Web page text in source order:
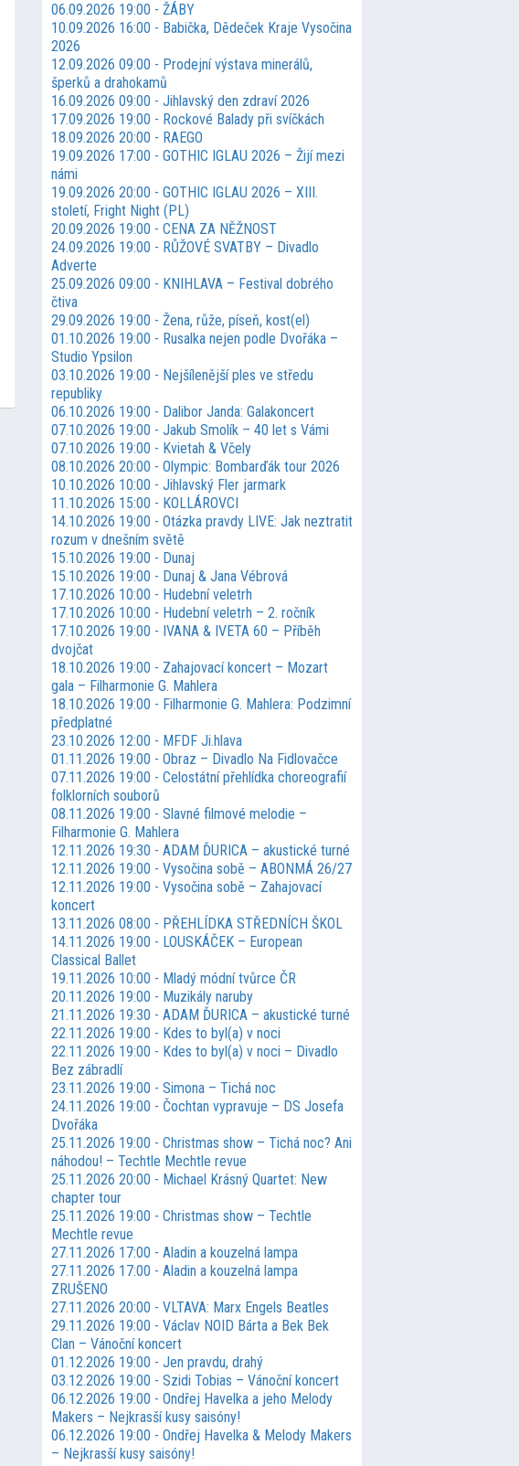
06.09.2026 19:00 - ŽÁBY
10.09.2026 16:00 - Babička, Dědeček Kraje Vysočina
2026
12.09.2026 09:00 - Prodejní výstava minerálů,
šperků a drahokamů
16.09.2026 09:00 - Jihlavský den zdraví 2026
17.09.2026 19:00 - Rockové Balady při svíčkách
18.09.2026 20:00 - RAEGO
19.09.2026 17:00 - GOTHIC IGLAU 2026 – Žijí mezi
námi
19.09.2026 20:00 - GOTHIC IGLAU 2026 – XIII.
století, Fright Night (PL)
20.09.2026 19:00 - CENA ZA NĚŽNOST
24.09.2026 19:00 - RŮŽOVÉ SVATBY – Divadlo
Adverte
25.09.2026 09:00 - KNIHLAVA – Festival dobrého
čtiva
29.09.2026 19:00 - Žena, růže, píseň, kost(el)
01.10.2026 19:00 - Rusalka nejen podle Dvořáka –
Studio Ypsilon
03.10.2026 19:00 - Nejšílenější ples ve středu
republiky
06.10.2026 19:00 - Dalibor Janda: Galakoncert
07.10.2026 19:00 - Jakub Smolík – 40 let s Vámi
07.10.2026 19:00 - Kvietah & Včely
08.10.2026 20:00 - Olympic: Bombarďák tour 2026
10.10.2026 10:00 - Jihlavský Fler jarmark
11.10.2026 15:00 - KOLLÁROVCI
14.10.2026 19:00 - Otázka pravdy LIVE: Jak neztratit
rozum v dnešním světě
15.10.2026 19:00 - Dunaj
15.10.2026 19:00 - Dunaj & Jana Vébrová
17.10.2026 10:00 - Hudební veletrh
17.10.2026 10:00 - Hudební veletrh – 2. ročník
17.10.2026 19:00 - IVANA & IVETA 60 – Příběh
dvojčat
18.10.2026 19:00 - Zahajovací koncert – Mozart
gala – Filharmonie G. Mahlera
18.10.2026 19:00 - Filharmonie G. Mahlera: Podzimní
předplatné
23.10.2026 12:00 - MFDF Ji.hlava
01.11.2026 19:00 - Obraz – Divadlo Na Fidlovačce
07.11.2026 19:00 - Celostátní přehlídka choreografií
folklorních souborů
08.11.2026 19:00 - Slavné filmové melodie –
Filharmonie G. Mahlera
12.11.2026 19:30 - ADAM ĎURICA – akustické turné
12.11.2026 19:00 - Vysočina sobě – ABONMÁ 26/27
12.11.2026 19:00 - Vysočina sobě – Zahajovací
koncert
13.11.2026 08:00 - PŘEHLÍDKA STŘEDNÍCH ŠKOL
14.11.2026 19:00 - LOUSKÁČEK – European
Classical Ballet
19.11.2026 10:00 - Mladý módní tvůrce ČR
20.11.2026 19:00 - Muzikály naruby
21.11.2026 19:30 - ADAM ĎURICA – akustické turné
22.11.2026 19:00 - Kdes to byl(a) v noci
22.11.2026 19:00 - Kdes to byl(a) v noci – Divadlo
Bez zábradlí
23.11.2026 19:00 - Simona – Tichá noc
24.11.2026 19:00 - Čochtan vypravuje – DS Josefa
Dvořáka
25.11.2026 19:00 - Christmas show – Tichá noc? Ani
náhodou! – Techtle Mechtle revue
25.11.2026 20:00 - Michael Krásný Quartet: New
chapter tour
25.11.2026 19:00 - Christmas show – Techtle
Mechtle revue
27.11.2026 17:00 - Aladin a kouzelná lampa
27.11.2026 17:00 - Aladin a kouzelná lampa
ZRUŠENO
27.11.2026 20:00 - VLTAVA: Marx Engels Beatles
29.11.2026 19:00 - Václav NOID Bárta a Bek Bek
Clan – Vánoční koncert
01.12.2026 19:00 - Jen pravdu, drahý
03.12.2026 19:00 - Szidi Tobias – Vánoční koncert
06.12.2026 19:00 - Ondřej Havelka a jeho Melody
Makers – Nejkrasší kusy saisóny!
06.12.2026 19:00 - Ondřej Havelka & Melody Makers
– Nejkrasší kusy saisóny!